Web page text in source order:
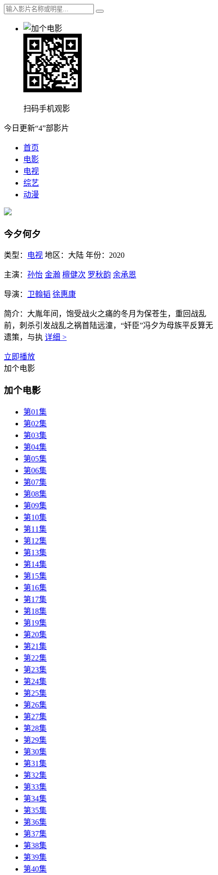
扫码手机观影
今日更新“4”部影片
首页
电影
电视
综艺
动漫
今夕何夕
类型： 电视 地区： 大陆 年份： 2020
主演： 孙怡 金瀚 檀健次 罗秋韵 余承恩
导演： 卫翰韬 徐惠康
简介： 大胤年间，饱受战火之痛的冬月为保苍生，重回战乱
前，刺杀引发战乱之祸首陆远潼，“奸臣”冯夕为母族平反算无
遗策，与执 详细 >
立即播放
加个电影
加个电影
第01集
第02集
第03集
第04集
第05集
第06集
第07集
第08集
第09集
第10集
第11集
第12集
第13集
第14集
第15集
第16集
第17集
第18集
第19集
第20集
第21集
第22集
第23集
第24集
第25集
第26集
第27集
第28集
第29集
第30集
第31集
第32集
第33集
第34集
第35集
第36集
第37集
第38集
第39集
第40集